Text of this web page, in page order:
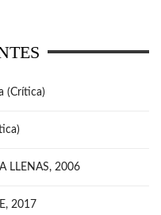
(Crítica)
LLENAS, 2006
2017